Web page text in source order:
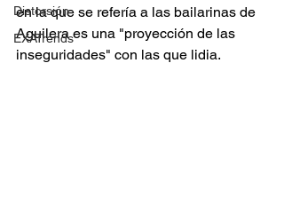
Distorsión
EXATrends
en la que se refería a las bailarinas de
Aguilera es una "proyección de las
inseguridades" con las que lidia.